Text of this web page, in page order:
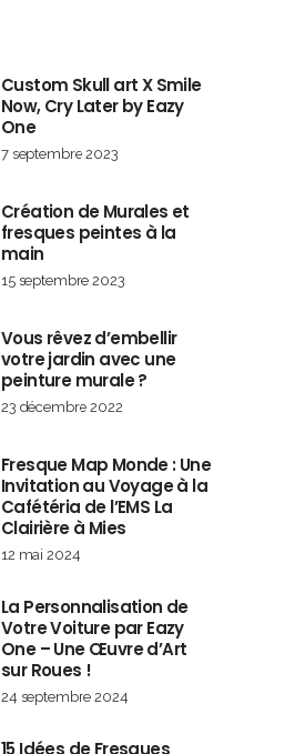
Custom Skull art X Smile
Now, Cry Later by Eazy
One
7 septembre 2023
Création de Murales et
fresques peintes à la
main
15 septembre 2023
Vous rêvez d’embellir
votre jardin avec une
peinture murale ?
23 décembre 2022
Fresque Map Monde : Une
Invitation au Voyage à la
Cafétéria de l’EMS La
Clairière à Mies
12 mai 2024
La Personnalisation de
Votre Voiture par Eazy
One – Une Œuvre d’Art
sur Roues !
24 septembre 2024
15 Idées de Fresques